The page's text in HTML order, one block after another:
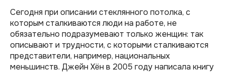
Сегодня при описании стеклянного потолка, с
которым сталкиваются люди на работе, не
обязательно подразумевают только женщин: так
описывают и трудности, с которыми сталкиваются
представители, например, национальных
меньшинств. Джейн Хён в 2005 году написала книгу